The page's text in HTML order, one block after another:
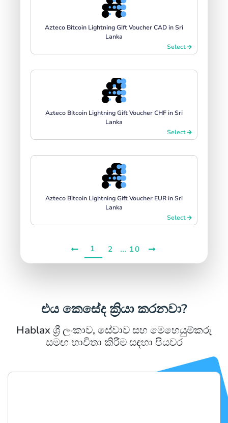
Azteco Bitcoin Lightning Gift Voucher CAD in Sri
Lanka
Select
Azteco Bitcoin Lightning Gift Voucher CHF in Sri
Lanka
Select
Azteco Bitcoin Lightning Gift Voucher EUR in Sri
Lanka
Select
1 2 ... 10
එය කෙසේද ක්‍රියා කරනවා?
Hablax ශ්‍රී ලංකාව, සේවාව සහ මෙහෙයුම්කරු
සමඟ භාවිතා කිරීම සඳහා පියවර